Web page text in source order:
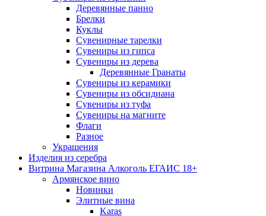
Деревянные панно
Брелки
Куклы
Сувенирные тарелки
Сувениры из гипса
Сувениры из дерева
Деревянные Гранаты
Сувениры из керамики
Сувениры из обсидиана
Сувениры из туфа
Сувениры на магните
Флаги
Разное
Украшения
Изделия из серебра
Витрина Магазина Алкоголь ЕГАИС 18+
Армянское вино
Новинки
Элитные вина
Karas